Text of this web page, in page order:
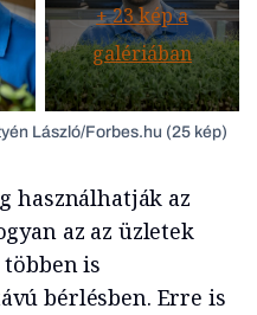
+23kép a
galériában
László/Forbes.hu (25 kép)
használhatják az
az az üzletek
is
bérlésben. Erre is